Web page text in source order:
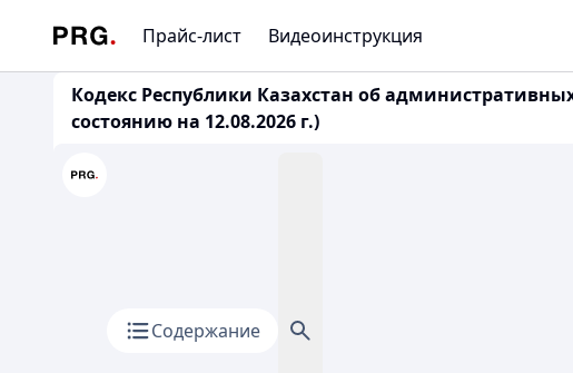
Прайс-лист Видеоинструкция
Кодекс Республики Казахстан об
состоянию на 12.08.2026 г.)
Содержание